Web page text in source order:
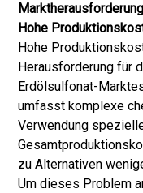
Marktherausforderung
Hohe
Hohe
Herausforderung für
Erdölsulfonat-
umfasst komplexe
Verwendung
zu Alternativen
Um dieses Problem